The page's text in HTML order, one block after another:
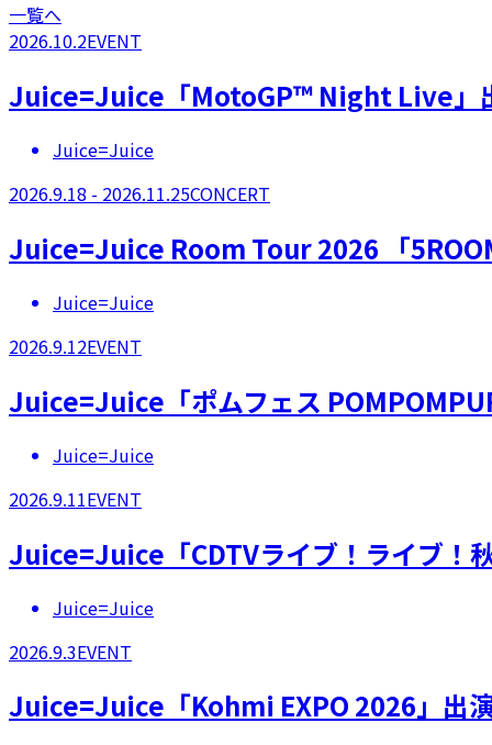
一覧へ
2026.10.2EVENT
Juice=Juice「MotoGP™ Night Live」
Juice=Juice
2026.9.18 - 2026.11.25CONCERT
Juice=Juice Room Tour 2026 「
Juice=Juice
2026.9.12EVENT
Juice=Juice「ポムフェス
Juice=Juice
2026.9.11EVENT
Juice=Juice「CDTVライブ！ライブ！
Juice=Juice
2026.9.3EVENT
Juice=Juice「Kohmi EXPO 2026」出演